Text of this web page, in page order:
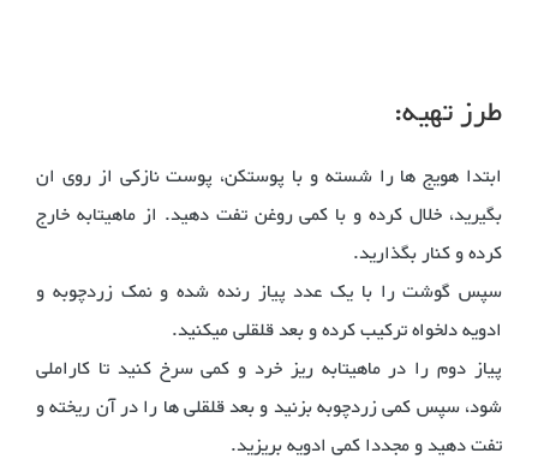
طرز تهیه:
ابتدا هویج ها را شسته و با پوستکن، پوست نازکی از روی ان
بگیرید، خلال کرده و با کمی روغن تفت دهید. از ماهیتابه خارج
کرده و کنار بگذارید.
سپس گوشت را با یک عدد پیاز رنده شده و نمک زردچوبه و
ادویه دلخواه ترکیب کرده و بعد قلقلی میکنید.
پیاز دوم را در ماهیتابه ریز خرد و کمی سرخ کنید تا کاراملی
شود، سپس کمی زردچوبه بزنید و بعد قلقلی ها را در آن ریخته و
تفت دهید و مجددا کمی ادویه بریزید.